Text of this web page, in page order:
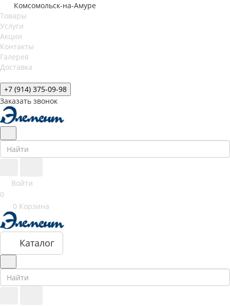
Комсомольск-на-Амуре
Товары
Услуги
Акции
Контакты
Галерея
Доставка
+7 (914) 375-09-98
Заказать звонок
Войти
0
0 Корзина
Каталог